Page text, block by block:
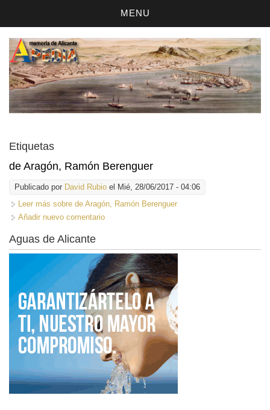
MENU
Etiquetas
de Aragón, Ramón Berenguer
Publicado por David Rubio el Mié, 28/06/2017 - 04:06
Leer más sobre de Aragón, Ramón Berenguer
Añadir nuevo comentario
Aguas de Alicante